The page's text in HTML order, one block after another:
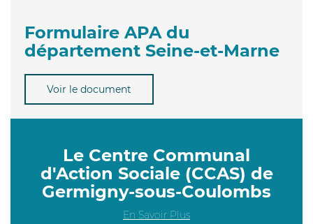
Formulaire APA du
département Seine-et-Marne
Voir le document
Le Centre Communal
d'Action Sociale (CCAS) de
Germigny-sous-Coulombs
En Savoir Plus